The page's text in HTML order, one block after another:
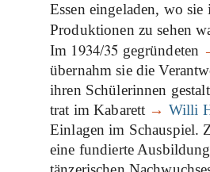
Essen eingeladen, wo
Produktionen zu sehen
Im 1934/35 gegründeten
übernahm sie die
ihren Schülerinnen
trat im Kabarett → Willi
Einlagen im Schauspiel.
eine fundierte